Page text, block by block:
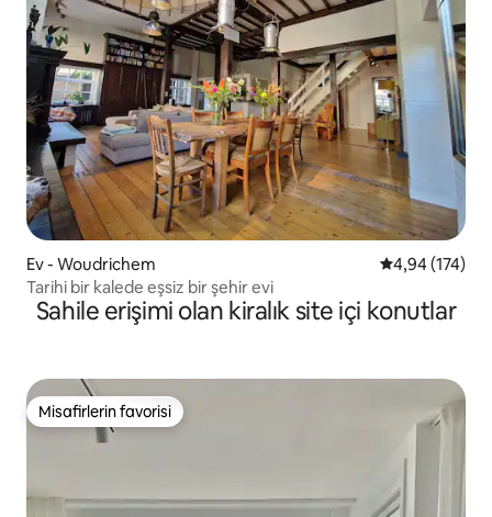
Ev - Woudrichem 5 üzerinden
4,94 (174)
Tarihi bir kalede eşsiz bir şehir evi
Sahile erişimi olan kiralık site içi konutlar
Misafirlerin favorisi
Misafirlerin favorisi